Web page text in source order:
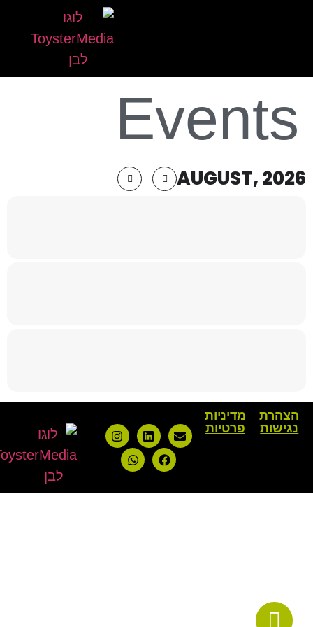
Events
AUGUST, 2026
הצהרת
נגישות
מדיניות
פרטיות